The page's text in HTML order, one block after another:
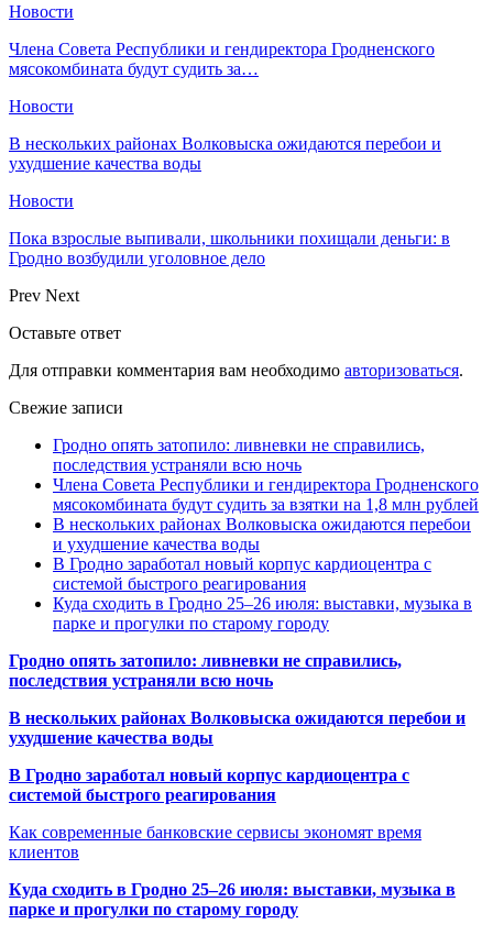
Новости
Члена Совета Республики и гендиректора Гродненского
мясокомбината будут судить за…
Новости
В нескольких районах Волковыска ожидаются перебои и
ухудшение качества воды
Новости
Пока взрослые выпивали, школьники похищали деньги: в
Гродно возбудили уголовное дело
Prev Next
Оставьте ответ
Для отправки комментария вам необходимо авторизоваться.
Свежие записи
Гродно опять затопило: ливневки не справились,
последствия устраняли всю ночь
Члена Совета Республики и гендиректора Гродненского
мясокомбината будут судить за взятки на 1,8 млн рублей
В нескольких районах Волковыска ожидаются перебои
и ухудшение качества воды
В Гродно заработал новый корпус кардиоцентра с
системой быстрого реагирования
Куда сходить в Гродно 25–26 июля: выставки, музыка в
парке и прогулки по старому городу
Гродно опять затопило: ливневки не справились,
последствия устраняли всю ночь
В нескольких районах Волковыска ожидаются перебои и
ухудшение качества воды
В Гродно заработал новый корпус кардиоцентра с
системой быстрого реагирования
Как современные банковские сервисы экономят время
клиентов
Куда сходить в Гродно 25–26 июля: выставки, музыка в
парке и прогулки по старому городу